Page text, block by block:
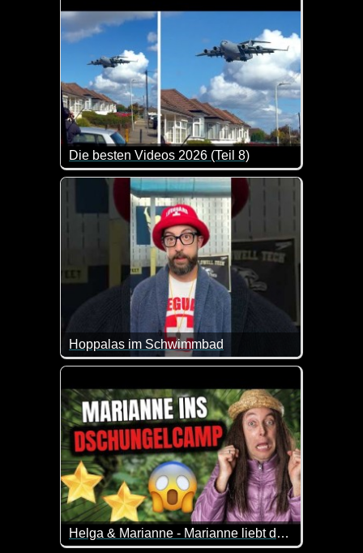
Die besten Videos 2026 (Teil 8)
Eine tolle Zusammenstellung von lustigen
Hoppalas im Schwimmbad
Lustige Patzer in Schwimmbädern - immer wieder
Helga & Marianne - Marianne liebt das Dschungelcamp